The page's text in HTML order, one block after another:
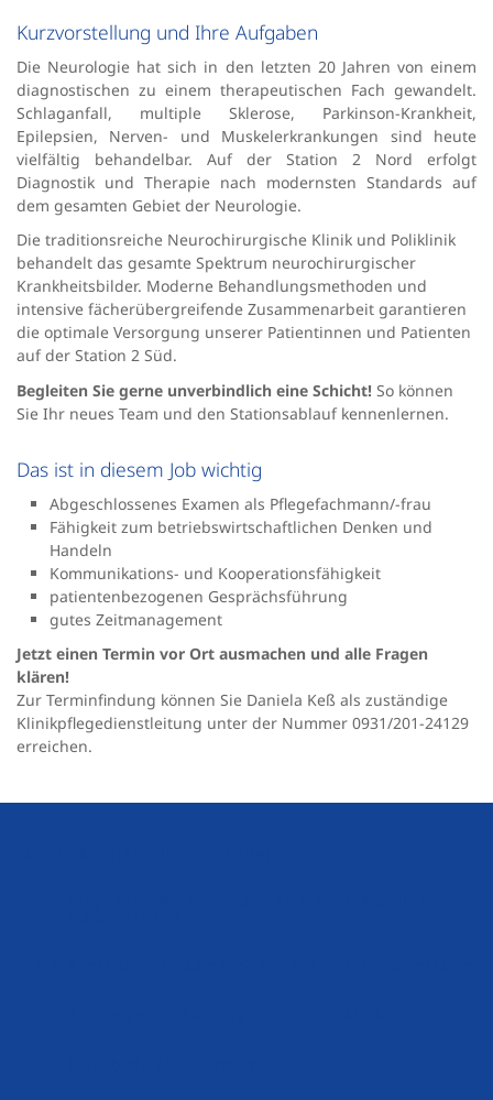
Kurzvorstellung und Ihre Aufgaben
Die Neurologie hat sich in den letzten 20 Jahren von einem
diagnostischen zu einem therapeutischen Fach gewandelt.
Schlaganfall, multiple Sklerose, Parkinson-Krankheit,
Epilepsien, Nerven- und Muskelerkrankungen sind heute
vielfältig behandelbar. Auf der Station 2 Nord erfolgt
Diagnostik und Therapie nach modernsten Standards auf
dem gesamten Gebiet der Neurologie.
Die traditionsreiche Neurochirurgische Klinik und Poliklinik
behandelt das gesamte Spektrum neurochirurgischer
Krankheitsbilder. Moderne Behandlungsmethoden und
intensive fächerübergreifende Zusammenarbeit garantieren
die optimale Versorgung unserer Patientinnen und Patienten
auf der Station 2 Süd.
Begleiten Sie gerne unverbindlich eine Schicht! So können
Sie Ihr neues Team und den Stationsablauf kennenlernen.
Das ist in diesem Job wichtig
Abgeschlossenes Examen als Pflegefachmann/-frau
Fähigkeit zum betriebswirtschaftlichen Denken und
Handeln
Kommunikations- und Kooperationsfähigkeit
patientenbezogenen Gesprächsführung
gutes Zeitmanagement
Jetzt einen Termin vor Ort ausmachen und alle Fragen
klären!
Zur Terminfindung können Sie Daniela Keß als zuständige
Klinikpflegedienstleitung unter der Nummer 0931/201-24129
erreichen.